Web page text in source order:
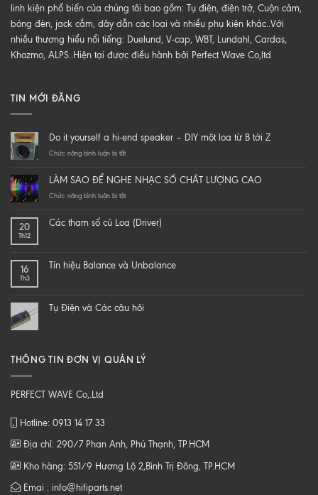
linh kiện phổ biến của chúng tôi bao gồm: Tụ điện, điện trở, Cuộn cảm,
bóng đèn, jack cắm, dây dẫn các loại và nhiều phụ kiện khác..Với
nhiều thương hiểu nổi tiếng: Duelund, V-cap, WBT, Lundahl, Cardas,
Khozmo, ALPS..Hiện tại được điều hành bởi Perfect Wave Co,ltd
TIN MỚI ĐĂNG
Do it yourself a hi-end speaker – DIY một loa từ B tới Z
Chức năng bình luận bị tắtở
yourself
a
speaker
loa
Z
LÀM SAO ĐỂ NGHE NHẠC SỐ CHẤT LƯỢNG CAO
Chức năng bình luận bị tắtở
ĐỂ
CHẤT
20
Th12
Các tham số củ Loa (Driver)
16
Th3
Tín hiệu Balance và Unbalance
Tụ Điện và Các câu hỏi
THÔNG TIN ĐƠN VỊ QUẢN LÝ
PERFECT WAVE Co,.Ltd
Hotline: 0913 14 17 33
Địa chỉ: 290/7 Phan Anh, Phú Thạnh, TP.HCM
Kho hàng: 551/9 Hương Lộ 2,Bình Trị Đông, TP.HCM
Emai : info@hifiparts.net